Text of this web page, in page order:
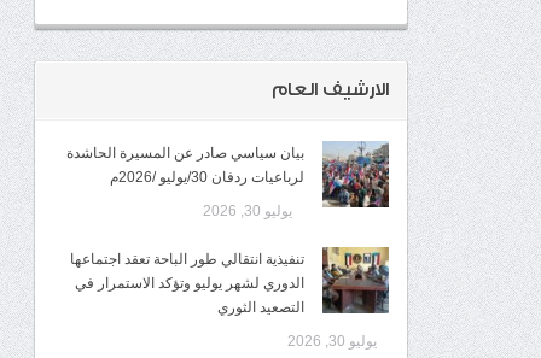
الارشيف العام
بيان سياسي صادر عن المسيرة الحاشدة
لرباعيات ردفان 30/يوليو /2026م
يوليو 30, 2026
تنفيذية انتقالي طور الباحة تعقد اجتماعها
الدوري لشهر يوليو وتؤكد الاستمرار في
التصعيد الثوري
يوليو 30, 2026